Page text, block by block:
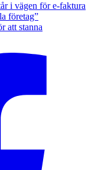
i vägen för e-faktura
företag”
att stanna